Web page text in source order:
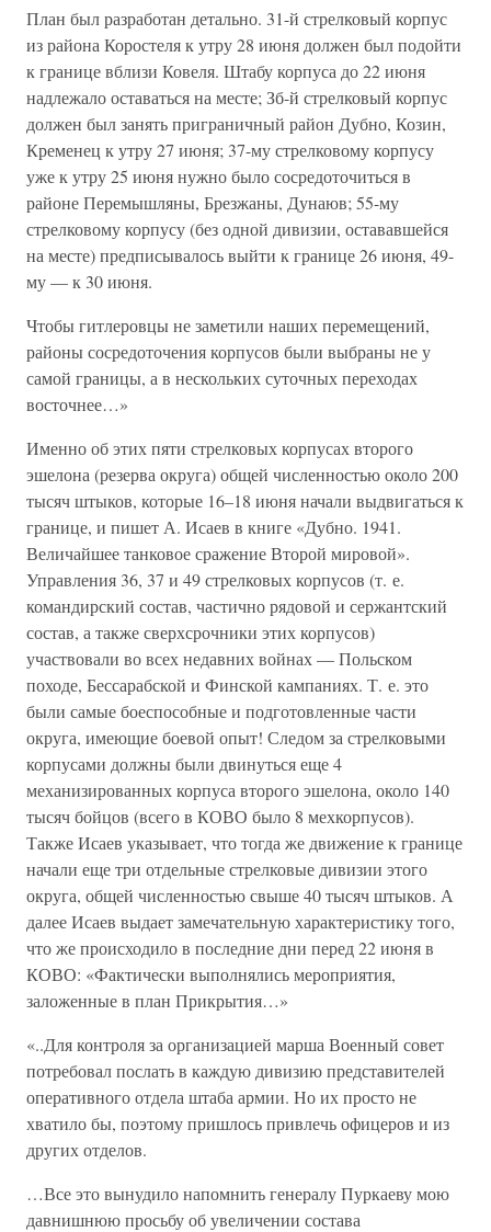
План был разработан детально. 31-й стрелковый корпус
из района Коростеля к утру 28 июня должен был подойти
к границе вблизи Ковеля. Штабу корпуса до 22 июня
надлежало оставаться на месте; Зб-й стрелковый корпус
должен был занять приграничный район Дубно, Козин,
Кременец к утру 27 июня; 37-му стрелковому корпусу
уже к утру 25 июня нужно было сосредоточиться в
районе Перемышляны, Брезжаны, Дунаюв; 55-му
стрелковому корпусу (без одной дивизии, остававшейся
на месте) предписывалось выйти к границе 26 июня, 49-
му — к 30 июня.
Чтобы гитлеровцы не заметили наших перемещений,
районы сосредоточения корпусов были выбраны не у
самой границы, а в нескольких суточных переходах
восточнее…»
Именно об этих пяти стрелковых корпусах второго
эшелона (резерва округа) общей численностью около 200
тысяч штыков, которые 16–18 июня начали выдвигаться к
границе, и пишет А. Исаев в книге «Дубно. 1941.
Величайшее танковое сражение Второй мировой».
Управления 36, 37 и 49 стрелковых корпусов (т. е.
командирский состав, частично рядовой и сержантский
состав, а также сверхсрочники этих корпусов)
участвовали во всех недавних войнах — Польском
походе, Бессарабской и Финской кампаниях. Т. е. это
были самые боеспособные и подготовленные части
округа, имеющие боевой опыт! Следом за стрелковыми
корпусами должны были двинуться еще 4
механизированных корпуса второго эшелона, около 140
тысяч бойцов (всего в КОВО было 8 мехкорпусов).
Также Исаев указывает, что тогда же движение к границе
начали еще три отдельные стрелковые дивизии этого
округа, общей численностью свыше 40 тысяч штыков. А
далее Исаев выдает замечательную характеристику того,
что же происходило в последние дни перед 22 июня в
КОВО: «Фактически выполнялись мероприятия,
заложенные в план Прикрытия…»
«..Для контроля за организацией марша Военный совет
потребовал послать в каждую дивизию представителей
оперативного отдела штаба армии. Но их просто не
хватило бы, поэтому пришлось привлечь офицеров и из
других отделов.
…Все это вынудило напомнить генералу Пуркаеву мою
давнишнюю просьбу об увеличении состава